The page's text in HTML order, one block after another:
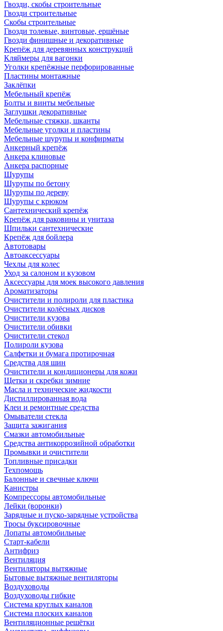
Гвозди, скобы строительные
Гвозди строительные
Скобы строительные
Гвозди толевые, винтовые, ершёные
Гвозди финишные и декоративные
Крепёж для деревянных конструкций
Кляймеры для вагонки
Уголки крепёжные перфорированные
Пластины монтажные
Заклёпки
Мебельный крепёж
Болты и винты мебельные
Заглушки декоративные
Мебельные стяжки, шканты
Мебельные уголки и пластины
Мебельные шурупы и конфирматы
Анкерный крепёж
Анкера клиновые
Анкера распорные
Шурупы
Шурупы по бетону
Шурупы по дереву
Шурупы с крюком
Сантехнический крепёж
Крепёж для раковины и унитаза
Шпильки сантехнические
Крепёж для бойлера
Автотовары
Автоаксессуары
Чехлы для колес
Уход за салоном и кузовом
Аксессуары для моек высокого давления
Ароматизаторы
Очистители и полироли для пластика
Очистители колёсных дисков
Очистители кузова
Очистители обивки
Очистители стекол
Полироли кузова
Салфетки и бумага протирочная
Средства для шин
Очистители и кондиционеры для кожи
Щетки и скребки зимние
Масла и технические жидкости
Дистиллированная вода
Клеи и ремонтные средства
Омыватели стекла
Защита зажигания
Смазки автомобильные
Средства антикоррозийной обработки
Промывки и очистители
Топливные присадки
Техпомощь
Балонные и свечные ключи
Канистры
Компрессоры автомобильные
Лейки (воронки)
Зарядные и пуско-зарядные устройства
Тросы буксировочные
Лопаты автомобильные
Старт-кабели
Антифриз
Вентиляция
Вентиляторы вытяжные
Бытовые вытяжные вентиляторы
Воздуховоды
Воздуховоды гибкие
Система круглых каналов
Система плоских каналов
Вентиляционные решётки